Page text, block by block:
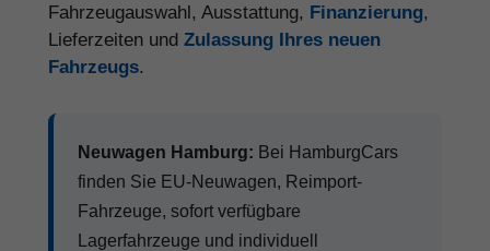
Fahrzeugauswahl, Ausstattung, Finanzierung,
Lieferzeiten und Zulassung Ihres neuen
Fahrzeugs.
Neuwagen Hamburg: Bei HamburgCars
finden Sie EU-Neuwagen, Reimport-
Fahrzeuge, sofort verfügbare
Lagerfahrzeuge und individuell